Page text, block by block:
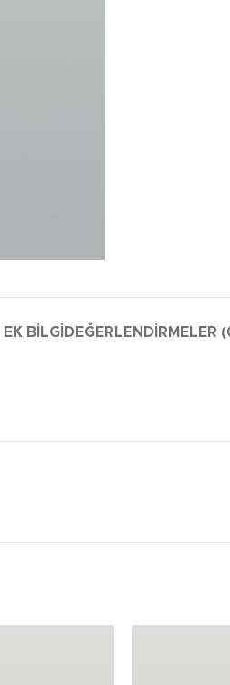
EK BILGI DEĞERLENDIRMELER